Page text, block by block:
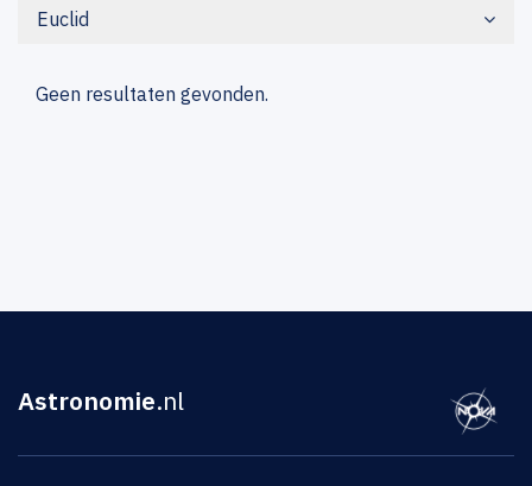
Euclid
Geen resultaten gevonden.
Astronomie.nl